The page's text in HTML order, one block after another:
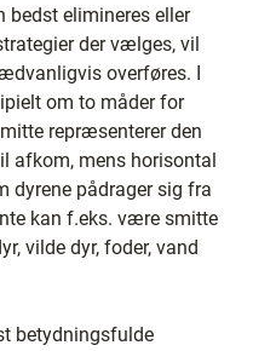
bedst elimineres eller
der vælges, vil
overføres. I
om to måder for
repræsenterer den
afkom, mens horisontal
dyrene pådrager sig fra
kan f.eks. være smitte
vilde dyr, foder, vand
betydningsfulde